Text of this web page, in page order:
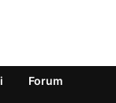
Forum